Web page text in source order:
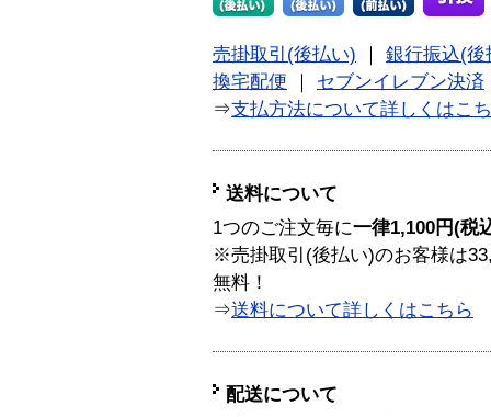
売掛取引(後払い)
銀行振込(後
換宅配便
セブンイレブン決済
⇒支払方法について詳しくはこ
送料について
1つのご注文毎に一律1,100円(税
※売掛取引(後払い)のお客様は
無料！
⇒送料について詳しくはこちら
配送について